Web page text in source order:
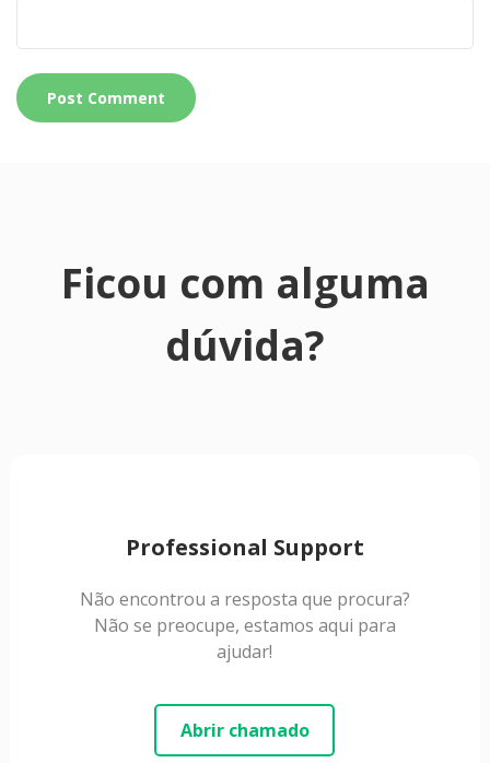
Ficou com alguma
dúvida?
Professional Support
Não encontrou a resposta que procura?
Não se preocupe, estamos aqui para
ajudar!
Abrir chamado